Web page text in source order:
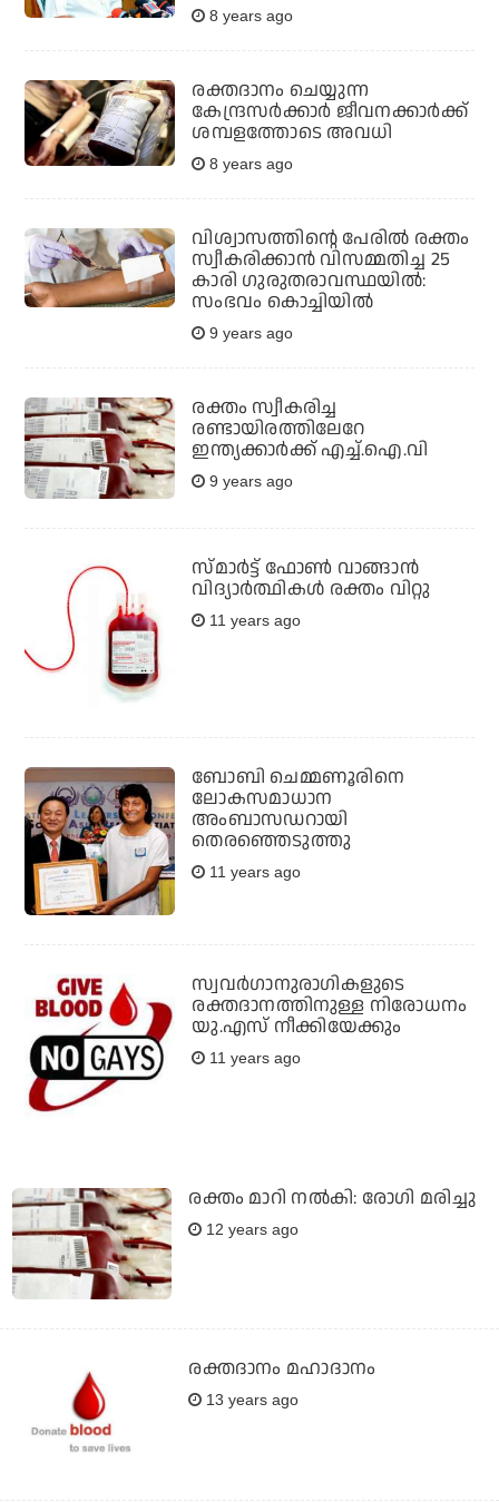
8 years ago
രക്തദാനം ചെയ്യുന്ന
കേന്ദ്രസര്‍ക്കാര്‍ ജീവനക്കാര്‍ക്ക്
ശമ്പളത്തോടെ അവധി
8 years ago
വിശ്വാസത്തിന്റെ പേരില്‍ രക്തം
സ്വീകരിക്കാന്‍ വിസമ്മതിച്ച 25
കാരി ഗുരുതരാവസ്ഥയില്‍:
സംഭവം കൊച്ചിയില്‍
9 years ago
രക്തം സ്വീകരിച്ച
രണ്ടായിരത്തിലേറേ
ഇന്ത്യക്കാര്‍ക്ക് എച്ച്.ഐ.വി
9 years ago
സ്മാര്‍ട്ട് ഫോണ്‍ വാങ്ങാന്‍
വിദ്യാര്‍ത്ഥികള്‍ രക്തം വിറ്റു
11 years ago
ബോബി ചെമ്മണൂരിനെ
ലോകസമാധാന
അംബാസഡറായി
തെരഞ്ഞെടുത്തു
11 years ago
സ്വവര്‍ഗാനുരാഗികളുടെ
രക്തദാനത്തിനുള്ള നിരോധനം
യു.എസ് നീക്കിയേക്കും
11 years ago
രക്തം മാറി നല്‍കി: രോഗി മരിച്ചു
12 years ago
രക്തദാനം മഹാദാനം
13 years ago